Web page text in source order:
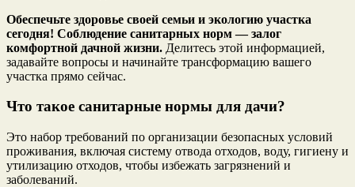
Обеспечьте здоровье своей семьи и экологию участка
сегодня! Соблюдение санитарных норм — залог
комфортной дачной жизни. Делитесь этой информацией,
задавайте вопросы и начинайте трансформацию вашего
участка прямо сейчас.
Что такое санитарные нормы для дачи?
Это набор требований по организации безопасных условий
проживания, включая систему отвода отходов, воду, гигиену и
утилизацию отходов, чтобы избежать загрязнений и
заболеваний.